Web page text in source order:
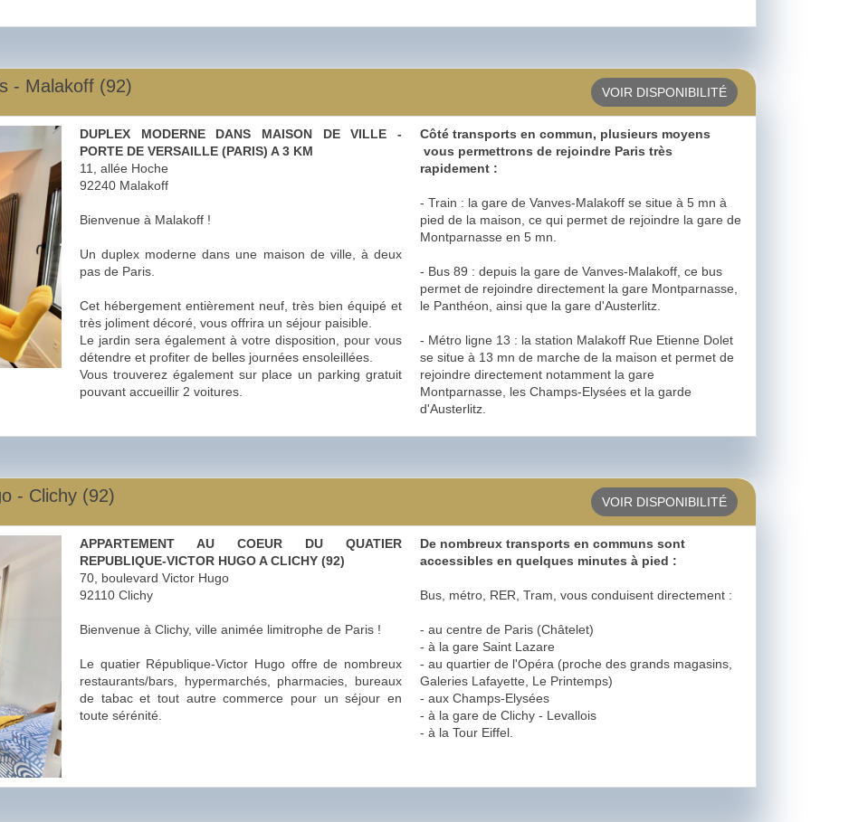
- Malakoff (92) VOIR DISPONIBILITÉ
DUPLEX MODERNE DANS MAISON DE VILLE -
PORTE DE VERSAILLE (PARIS) A 3 KM
11, allée Hoche
92240 Malakoff
Bienvenue à Malakoff !
Un duplex moderne dans une maison de ville, à deux
pas de Paris.
Cet hébergement entièrement neuf, très bien équipé et
très joliment décoré, vous offrira un séjour paisible.
Le jardin sera également à votre disposition, pour vous
détendre et profiter de belles journées ensoleillées.
Vous trouverez également sur place un parking gratuit
pouvant accueillir 2 voitures.
Côté transports en commun, plusieurs moyens
vous permettrons de rejoindre Paris très
rapidement :
- Train : la gare de Vanves-Malakoff se situe à 5 mn à
pied de la maison, ce qui permet de rejoindre la gare de
Montparnasse en 5 mn.
- Bus 89 : depuis la gare de Vanves-Malakoff, ce bus
permet de rejoindre directement la gare Montparnasse,
le Panthéon, ainsi que la gare d'Austerlitz.
- Métro ligne 13 : la station Malakoff Rue Etienne Dolet
se situe à 13 mn de marche de la maison et permet de
rejoindre directement notamment la gare
Montparnasse, les Champs-Elysées et la garde
d'Austerlitz.
- Clichy (92) VOIR DISPONIBILITÉ
APPARTEMENT AU COEUR DU QUATIER
REPUBLIQUE-VICTOR HUGO A CLICHY (92)
70, boulevard Victor Hugo
92110 Clichy
Bienvenue à Clichy, ville animée limitrophe de Paris !
Le quatier République-Victor Hugo offre de nombreux
restaurants/bars, hypermarchés, pharmacies, bureaux
de tabac et tout autre commerce pour un séjour en
toute sérénité.
De nombreux transports en communs sont
accessibles en quelques minutes à pied :
Bus, métro, RER, Tram, vous conduisent directement :
- au centre de Paris (Châtelet)
- à la gare Saint Lazare
- au quartier de l'Opéra (proche des grands magasins,
Galeries Lafayette, Le Printemps)
- aux Champs-Elysées
- à la gare de Clichy - Levallois
- à la Tour Eiffel.